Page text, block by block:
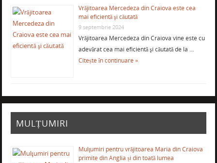
Vrăjitoarea Mercedeza din Craiova este cea
mai eficientă şi căutată
9 septembrie 2024
Vrăjitoarea Mercedeza din Craiova vine este cu
adevărat cea mai eficientă şi căutată de la …
Citește în continuare »
MULȚUMIRI
Mulţumiri pentru vrăjitoarea Maria din Craiova
primite din Anglia și din toată lumea